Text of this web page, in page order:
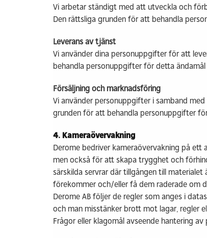
Vi arbetar ständigt med att utveckla och
Den rättsliga grunden för att behandla
Leverans av tjänst
Vi använder dina personuppgifter för att
behandla personuppgifter för detta
Försäljning och marknadsföring
Vi använder personuppgifter i samband
grunden för att behandla personuppgifter
4. Kameraövervakning
Derome bedriver kameraövervakning på
men också för att skapa trygghet och
särskilda servrar där tillgången till
förekommer och/eller få dem raderade om
Derome AB följer de regler som anges i
och man misstänker brott mot lagar, regler
Frågor eller klagomål avseende hantering